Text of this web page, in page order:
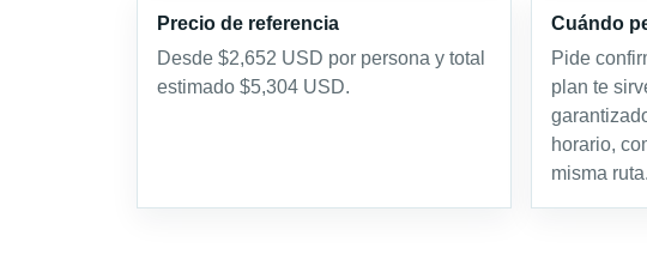
Precio de referencia
Desde $2,652 USD por persona y total
estimado $5,304 USD.
Cuándo
Pide
plan te
horario,
misma ruta.